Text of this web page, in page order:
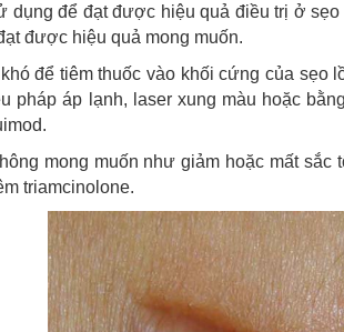
dụng để đạt được hiệu quả điều trị ở
được hiệu quả mong muốn.
để tiêm thuốc vào khối cứng của sẹo
pháp áp lạnh, laser xung màu hoặc
mong muốn như giảm hoặc mất
triamcinolone.